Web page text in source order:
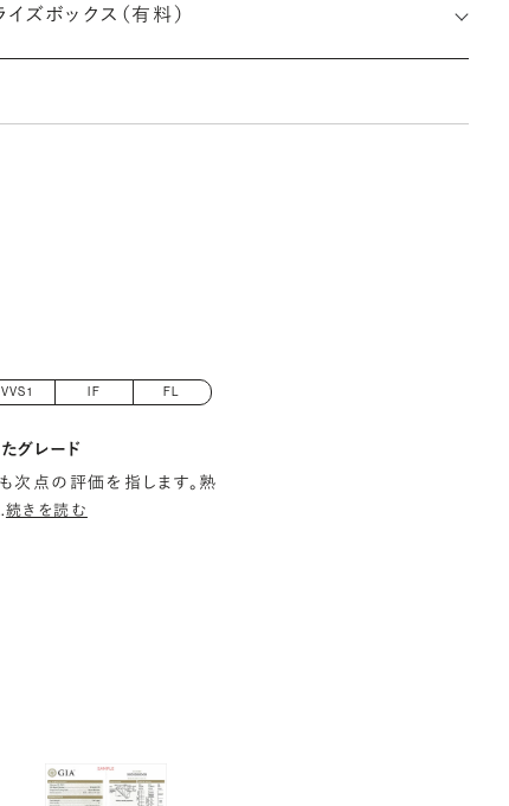
×深さ)
ズボックス（有料）
VVS1 IF FL
グレード
点の評価を指します。熟
続きを読む